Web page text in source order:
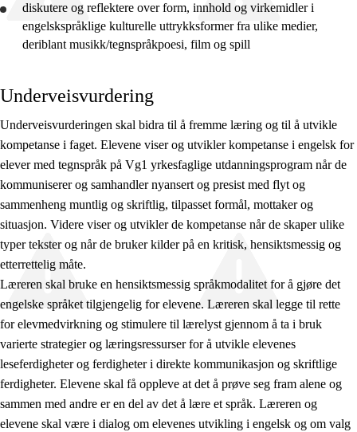
diskutere og reflektere over form, innhold og virkemidler i
engelskspråklige kulturelle uttrykksformer fra ulike medier,
deriblant musikk/tegnspråkpoesi, film og spill
Underveisvurdering
Underveisvurderingen skal bidra til å fremme læring og til å utvikle
kompetanse i faget. Elevene viser og utvikler kompetanse i engelsk for
elever med tegnspråk på Vg1 yrkesfaglige utdanningsprogram når de
kommuniserer og samhandler nyansert og presist med flyt og
sammenheng muntlig og skriftlig, tilpasset formål, mottaker og
situasjon. Videre viser og utvikler de kompetanse når de skaper ulike
typer tekster og når de bruker kilder på en kritisk, hensiktsmessig og
etterrettelig måte.
Læreren skal bruke en hensiktsmessig språkmodalitet for å gjøre det
engelske språket tilgjengelig for elevene. Læreren skal legge til rette
for elevmedvirkning og stimulere til lærelyst gjennom å ta i bruk
varierte strategier og læringsressurser for å utvikle elevenes
leseferdigheter og ferdigheter i direkte kommunikasjon og skriftlige
ferdigheter. Elevene skal få oppleve at det å prøve seg fram alene og
sammen med andre er en del av det å lære et språk. Læreren og
elevene skal være i dialog om elevenes utvikling i engelsk og om valg